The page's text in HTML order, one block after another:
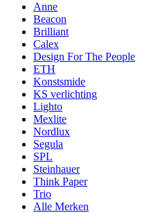
Anne
Beacon
Brilliant
Calex
Design For The People
ETH
Konstsmide
KS verlichting
Lighto
Mexlite
Nordlux
Segula
SPL
Steinhauer
Think Paper
Trio
Alle Merken